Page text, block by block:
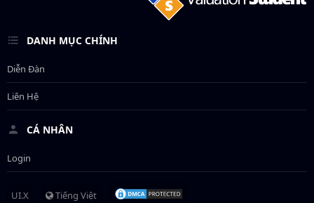
DANH MỤC CHÍNH
Diễn Đàn
Liên Hệ
CÁ NHÂN
Login
UI.X Tiếng Việt